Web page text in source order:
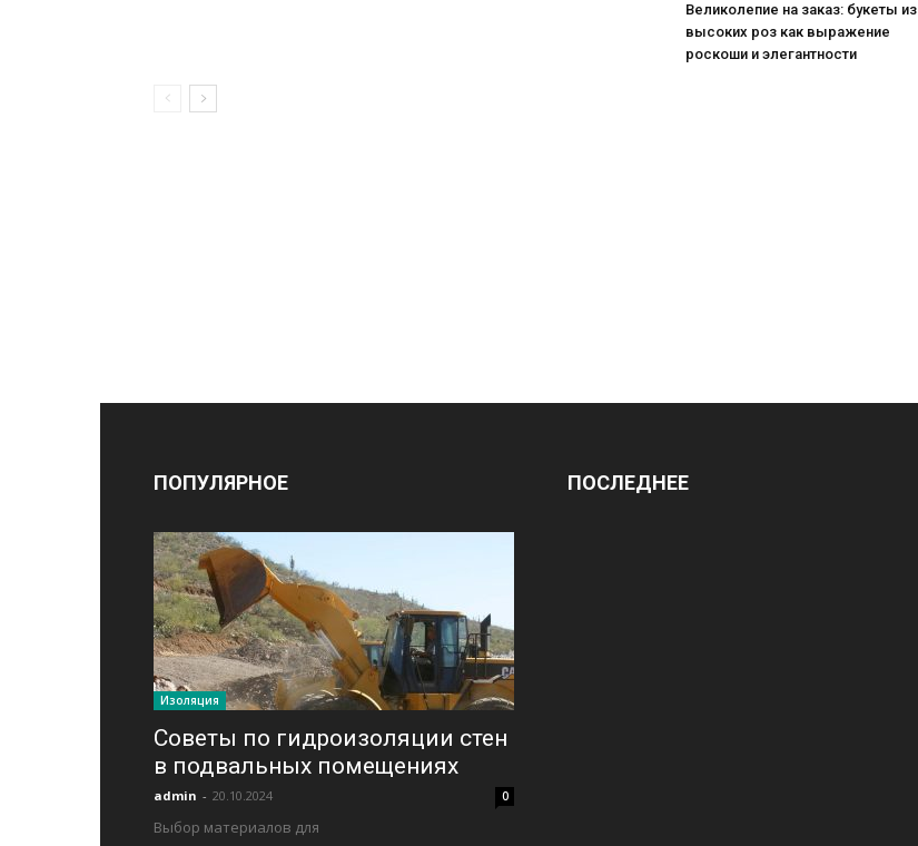
Великолепие на заказ: букеты из
высоких роз как выражение
роскоши и элегантности
ПОПУЛЯРНОЕ
Изоляция
Советы по гидроизоляции стен
в подвальных помещениях
admin - 20.10.2024 0
Выбор материалов для
ПОСЛЕДНЕЕ